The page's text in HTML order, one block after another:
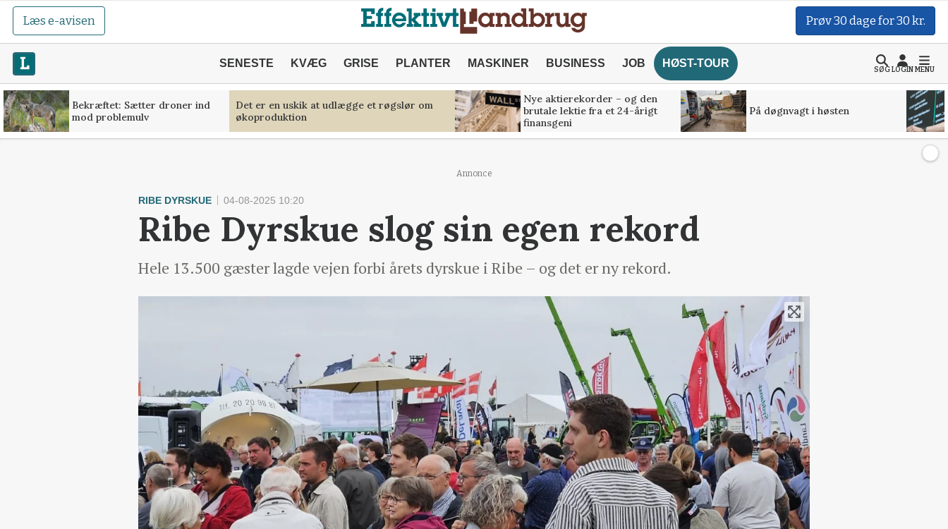
Læs e-avisen Prøv 30 dage for 30 kr.
SENESTE KVÆG GRISE PLANTER MASKINER BUSINESS JOB HØST-TOUR
SØGLOGINMENU
Bekræftet: Sætter droner ind
mod problemulv
Det er en uskik at udlægge et røgslør om
økoproduktion
Nye aktierekorder – og den
brutale lektie fra et 24-årigt
finansgeni
På døgnvagt i høsten
Annonce
RIBE DYRSKUE 04-08-2025 10:20
Ribe Dyrskue slog sin egen rekord
Hele 13.500 gæster lagde vejen forbi årets dyrskue i Ribe – og det er ny rekord.